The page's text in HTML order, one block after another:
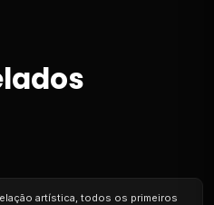
artística, todos os primeiros